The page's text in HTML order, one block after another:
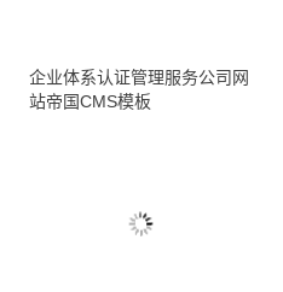
企业体系认证管理服务公司网
站帝国CMS模板